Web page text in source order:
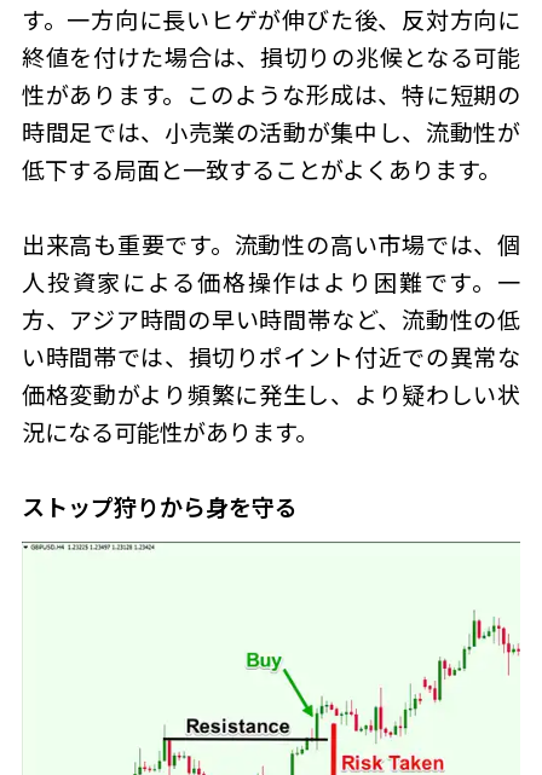
す。一方向に長いヒゲが伸びた後、反対方向に
終値を付けた場合は、損切りの兆候となる可能
性があります。このような形成は、特に短期の
時間足では、小売業の活動が集中し、流動性が
低下する局面と一致することがよくあります。
出来高も重要です。流動性の高い市場では、個
人投資家による価格操作はより困難です。一
方、アジア時間の早い時間帯など、流動性の低
い時間帯では、損切りポイント付近での異常な
価格変動がより頻繁に発生し、より疑わしい状
況になる可能性があります。
ストップ狩りから身を守る